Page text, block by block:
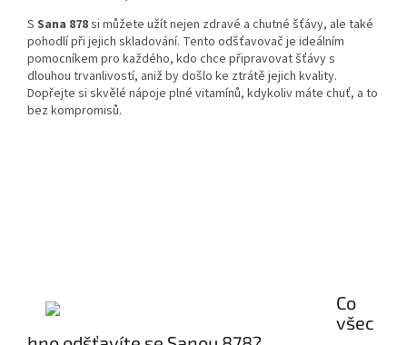
S Sana 878si můžete užít nejen zdravé a chutné šťávy, ale také
pohodlí při jejich skladování. Tento odšťavovač je ideálním
pomocníkem pro každého, kdo chce připravovat šťávy s
dlouhou trvanlivostí, aniž by došlo ke ztrátě jejich kvality.
Dopřejte si skvělé nápoje plné vitamínů, kdykoliv máte chuť, a to
bez kompromisů.
Co
všec